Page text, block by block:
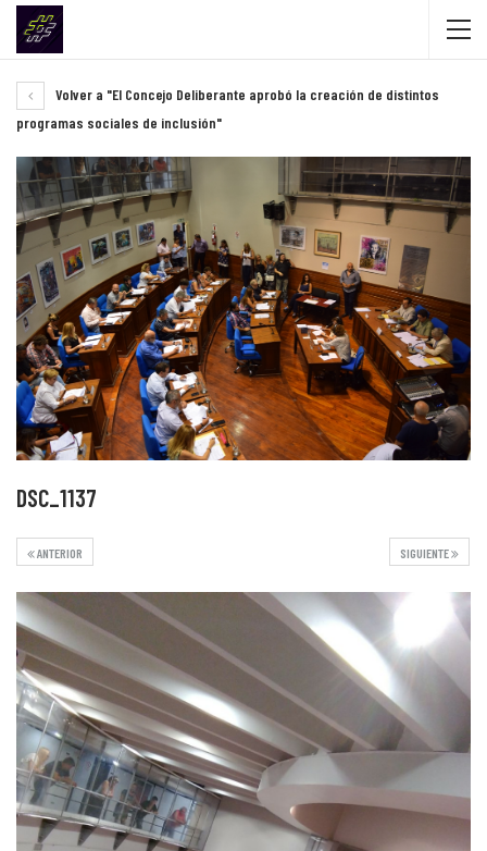
Volver a "El Concejo Deliberante aprobó la creación de distintos
programas sociales de inclusión"
DSC_1137
SIGUIENTE
ANTERIOR